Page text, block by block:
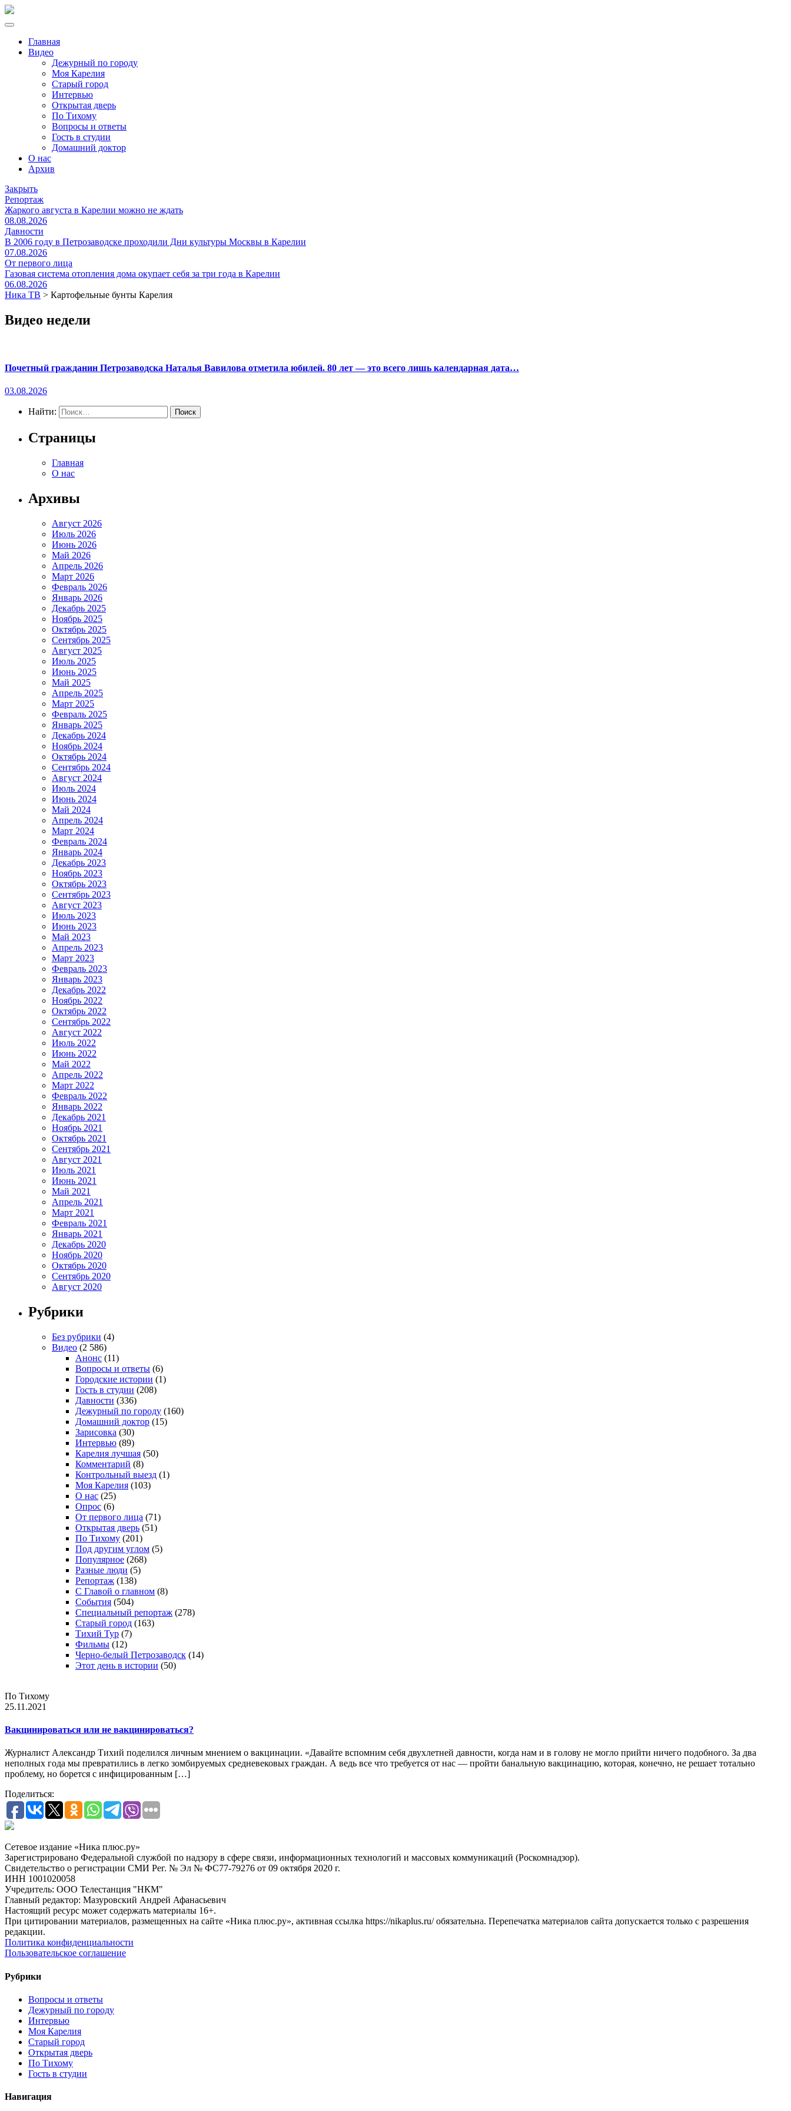
Главная
Видео
Дежурный по городу
Моя Карелия
Старый город
Интервью
Открытая дверь
По Тихому
Вопросы и ответы
Гость в студии
Домашний доктор
О нас
Архив
Закрыть
Репортаж
Жаркого августа в Карелии можно не ждать
08.08.2026
Давности
В 2006 году в Петрозаводске проходили Дни культуры Москвы в Карелии
07.08.2026
От первого лица
Газовая система отопления дома окупает себя за три года в Карелии
06.08.2026
Ника ТВ > Картофельные бунты Карелия
Видео недели
Почетный гражданин Петрозаводска Наталья Вавилова отметила юбилей. 80 лет — это всего лишь календарная дата…
03.08.2026
Найти:
Страницы
Главная
О нас
Архивы
Август 2026
Июль 2026
Июнь 2026
Май 2026
Апрель 2026
Март 2026
Февраль 2026
Январь 2026
Декабрь 2025
Ноябрь 2025
Октябрь 2025
Сентябрь 2025
Август 2025
Июль 2025
Июнь 2025
Май 2025
Апрель 2025
Март 2025
Февраль 2025
Январь 2025
Декабрь 2024
Ноябрь 2024
Октябрь 2024
Сентябрь 2024
Август 2024
Июль 2024
Июнь 2024
Май 2024
Апрель 2024
Март 2024
Февраль 2024
Январь 2024
Декабрь 2023
Ноябрь 2023
Октябрь 2023
Сентябрь 2023
Август 2023
Июль 2023
Июнь 2023
Май 2023
Апрель 2023
Март 2023
Февраль 2023
Январь 2023
Декабрь 2022
Ноябрь 2022
Октябрь 2022
Сентябрь 2022
Август 2022
Июль 2022
Июнь 2022
Май 2022
Апрель 2022
Март 2022
Февраль 2022
Январь 2022
Декабрь 2021
Ноябрь 2021
Октябрь 2021
Сентябрь 2021
Август 2021
Июль 2021
Июнь 2021
Май 2021
Апрель 2021
Март 2021
Февраль 2021
Январь 2021
Декабрь 2020
Ноябрь 2020
Октябрь 2020
Сентябрь 2020
Август 2020
Рубрики
Без рубрики (4)
Видео (2 586)
Анонс (11)
Вопросы и ответы (6)
Городские истории (1)
Гость в студии (208)
Давности (336)
Дежурный по городу (160)
Домашний доктор (15)
Зарисовка (30)
Интервью (89)
Карелия лучшая (50)
Комментарий (8)
Контрольный выезд (1)
Моя Карелия (103)
О нас (25)
Опрос (6)
От первого лица (71)
Открытая дверь (51)
По Тихому (201)
Под другим углом (5)
Популярное (268)
Разные люди (5)
Репортаж (138)
С Главой о главном (8)
События (504)
Специальный репортаж (278)
Старый город (163)
Тихий Тур (7)
Фильмы (12)
Черно-белый Петрозаводск (14)
Этот день в истории (50)
По Тихому
25.11.2021
Вакцинироваться или не вакцинироваться?
Журналист Александр Тихий поделился личным мнением о вакцинации. «Давайте вспомним себя двухлетней давности, когда нам и в голову не могло прийти ничего подобного. За два
неполных года мы превратились в легко зомбируемых средневековых граждан. А ведь все что требуется от нас — пройти банальную вакцинацию, которая, конечно, не решает тотально
проблему, но борется с инфицированным […]
Поделиться:
Сетевое издание «Ника плюс.ру»
Зарегистрировано Федеральной службой по надзору в сфере связи, информационных технологий и массовых коммуникаций (Роскомнадзор).
Свидетельство о регистрации СМИ Рег. № Эл № ФС77-79276 от 09 октября 2020 г.
ИНН 1001020058
Учредитель: ООО Телестанция "НКМ"
Главный редактор: Мазуровский Андрей Афанасьевич
Настоящий ресурс может содержать материалы 16+.
При цитировании материалов, размещенных на сайте «Ника плюс.ру», активная ссылка https://nikaplus.ru/ обязательна. Перепечатка материалов сайта допускается только с разрешения
редакции.
Политика конфиденциальности
Пользовательское соглашение
Рубрики
Вопросы и ответы
Дежурный по городу
Интервью
Моя Карелия
Старый город
Открытая дверь
По Тихому
Гость в студии
Навигация